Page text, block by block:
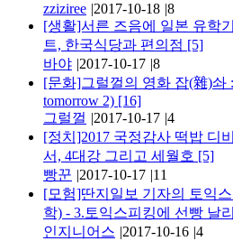
zziziree |2017-10-18 |8
[생활]서른 즈음에 일본 유학
트, 한국식당과 편의점 [5]
바야 |2017-10-17 |8
[문화]그럴껄의 영화 잡(雜)솨
tomorrow 2) [16]
그럴껄 |2017-10-17 |4
[정치]2017 국정감사 떡밥 디
서, 4대강 그리고 세월호 [5]
빵꾼 |2017-10-17 |11
[모험]딴지일보 기자의 토익
학) - 3.토익스피킹에 선빵 날
인지니어스 |2017-10-16 |4